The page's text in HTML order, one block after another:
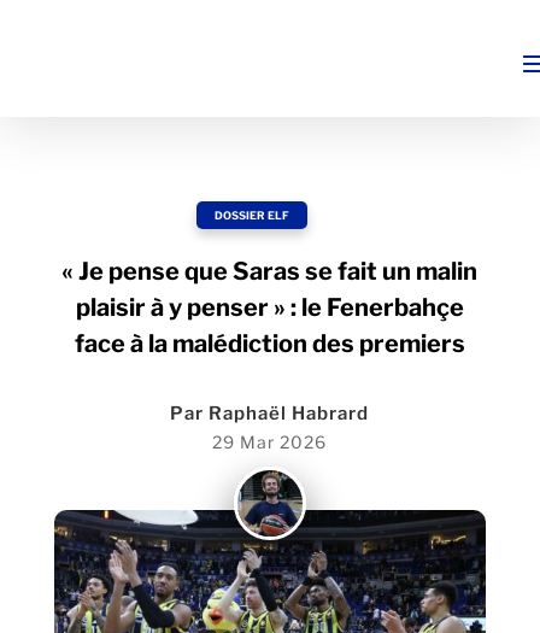
DOSSIER ELF
« Je pense que Saras se fait un malin
plaisir à y penser » : le Fenerbahçe
face à la malédiction des premiers
Par Raphaël Habrard
29 Mar 2026